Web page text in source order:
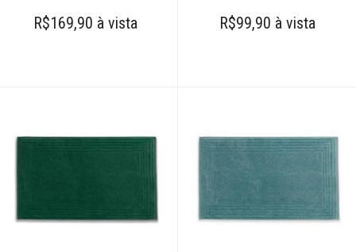
R$169,90 à vista R$99,90 à vista